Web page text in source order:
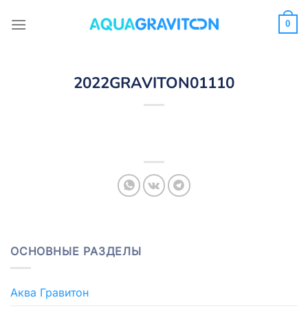
0
2022GRAVITON01110
ОСНОВНЫЕ РАЗДЕЛЫ
Аква Гравитон